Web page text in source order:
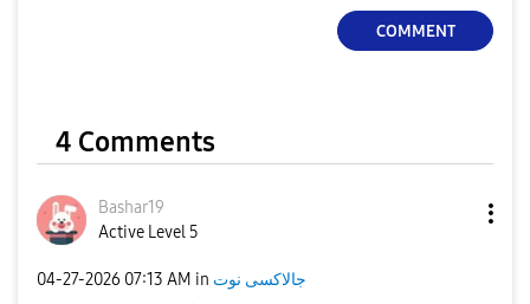
COMMENT
4 Comments
Bashar19
Active Level 5
‎04-27-2026 07:13 AM in جالاكسى نوت